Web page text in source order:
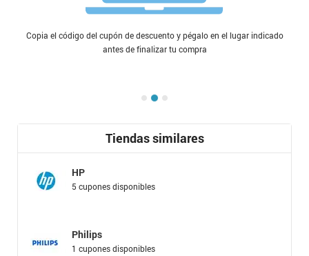
Copia el código del cupón de descuento y pégalo en el lugar indicado
antes de finalizar tu compra
Tiendas similares
HP
5 cupones disponibles
Philips
1 cupones disponibles